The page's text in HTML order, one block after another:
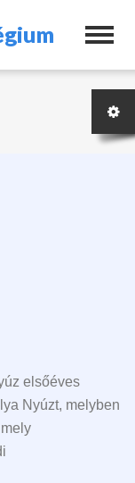
elsőéves
Nyúzt, melyben